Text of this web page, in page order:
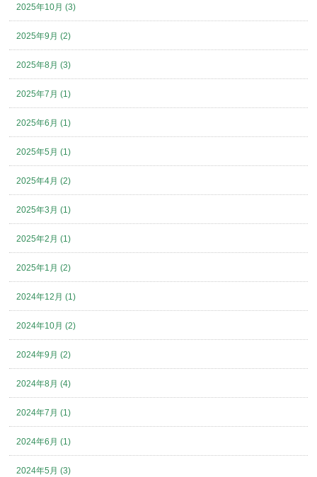
2025年10月 (3)
2025年9月 (2)
2025年8月 (3)
2025年7月 (1)
2025年6月 (1)
2025年5月 (1)
2025年4月 (2)
2025年3月 (1)
2025年2月 (1)
2025年1月 (2)
2024年12月 (1)
2024年10月 (2)
2024年9月 (2)
2024年8月 (4)
2024年7月 (1)
2024年6月 (1)
2024年5月 (3)